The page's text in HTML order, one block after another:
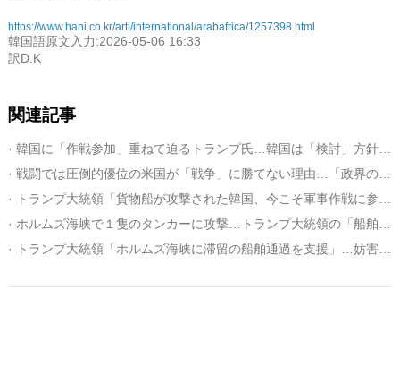
https://www.hani.co.kr/arti/international/arabafrica/1257398.html
韓国語原文入力:2026-05-06 16:33
訳D.K
関連記事
· 韓国に「作戦参加」重ねて迫るトランプ氏…韓国は「検討」方針、原則論的な立場
· 戦闘では圧倒的優位の米国が「戦争」に勝てない理由…「政界の目標が不明確」